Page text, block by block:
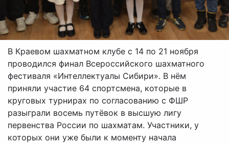
В Краевом шахматном клубе с 14 по 21 ноября
проводился финал Всероссийского шахматного
фестиваля «Интеллектуалы Сибири». В нём
приняли участие 64 спортсмена, которые в
круговых турнирах по согласованию с ФШР
разыграли восемь путёвок в высшую лигу
первенства России по шахматам. Участники, у
которых они уже были к моменту начала